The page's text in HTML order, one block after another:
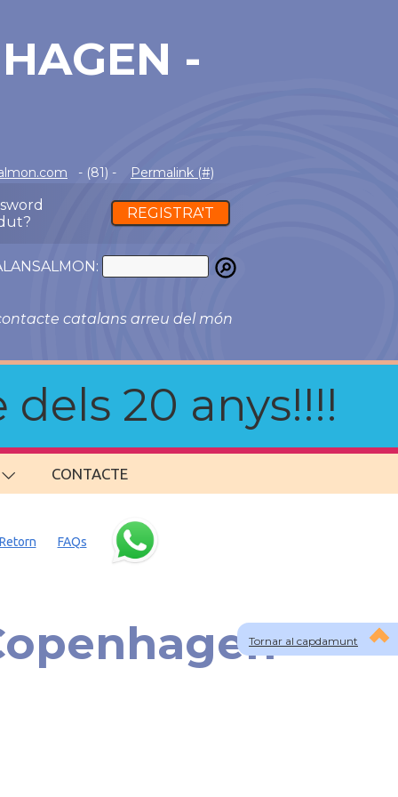
-
- (81) - Permalink (#)
REGISTRA'T
catalans arreu del món
20 anys!!!!
CONTACTE
Tornar al capdamunt
FAQs
-